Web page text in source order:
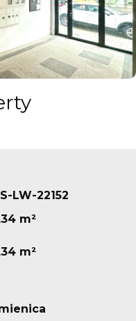
LW-22152
m²
m²